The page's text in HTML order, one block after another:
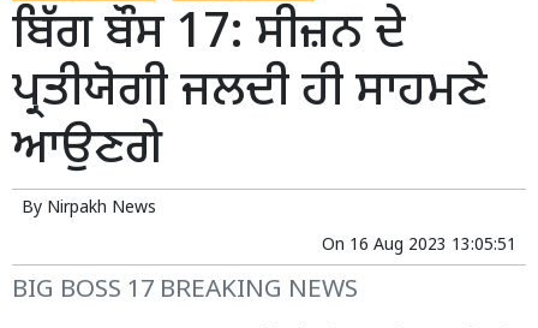
ਬਿੱਗ ਬੌਸ 17: ਸੀਜ਼ਨ ਦੇ
ਪ੍ਰਤੀਯੋਗੀ ਜਲਦੀ ਹੀ ਸਾਹਮਣੇ
ਆਉਣਗੇ
By Nirpakh News
On 16 Aug 2023 13:05:51
BIG BOSS 17 BREAKING NEWS